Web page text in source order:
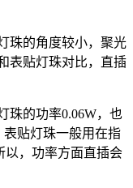
珠的角度较小，聚光
表贴灯珠对比，直插
珠的功率0.06W，也
表贴灯珠一般用在指
以，功率方面直插会